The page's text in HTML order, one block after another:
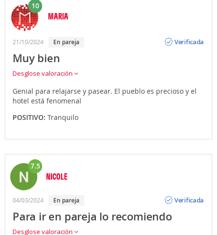
10
MARIA
21/10/2024 en pareja
Verificada
Muy bien
Desglose valoración
Genial para relajarse y pasear. El pueblo es precioso y el
hotel está fenomenal
POSITIVO: Tranquilo
7.5
NICOLE
04/03/2024 en pareja
Verificada
Para ir en pareja lo recomiendo
Desglose valoración